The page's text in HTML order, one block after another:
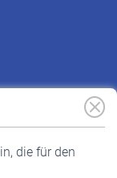
die für den